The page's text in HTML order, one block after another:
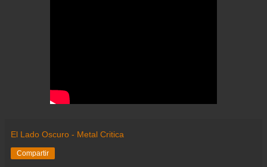
El Lado Oscuro - Metal Critica
Compartir